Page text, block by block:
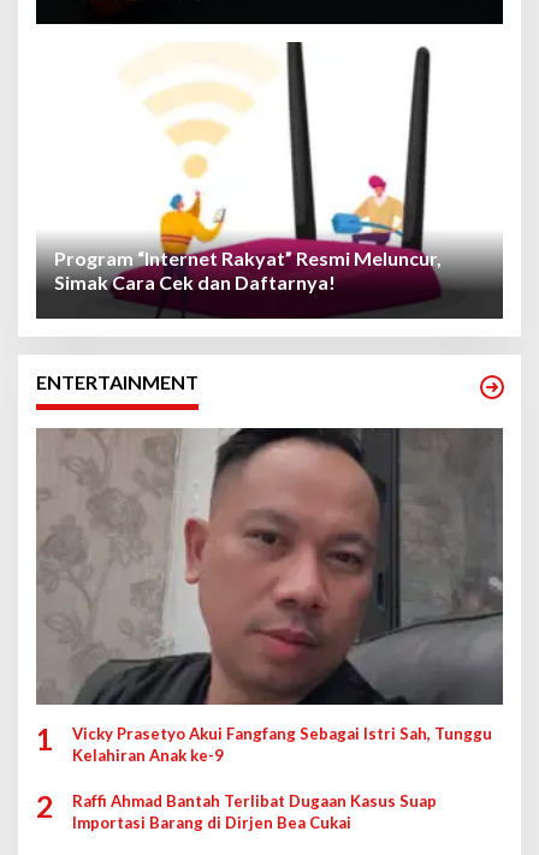
Program “Internet Rakyat” Resmi Meluncur,
Simak Cara Cek dan Daftarnya!
ENTERTAINMENT
1
Vicky Prasetyo Akui Fangfang Sebagai Istri Sah, Tunggu
Kelahiran Anak ke-9
2
Raffi Ahmad Bantah Terlibat Dugaan Kasus Suap
Importasi Barang di Dirjen Bea Cukai